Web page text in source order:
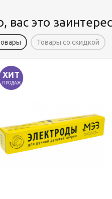
вас это
Товары со скидкой